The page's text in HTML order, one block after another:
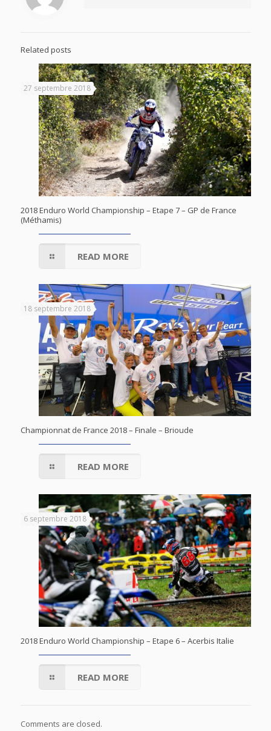
Related posts
27 septembre 2018
2018 Enduro World Championship – Etape 7 – GP de France
(Méthamis)
READ MORE
18 septembre 2018
Championnat de France 2018 – Finale – Brioude
READ MORE
6 septembre 2018
2018 Enduro World Championship – Etape 6 – Acerbis Italie
READ MORE
Comments are closed.